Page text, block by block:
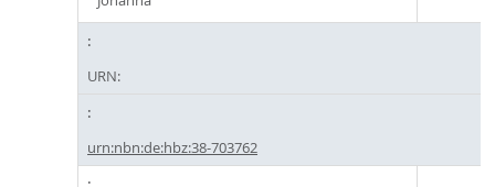
URN:
urn:nbn:de:hbz:38-703762